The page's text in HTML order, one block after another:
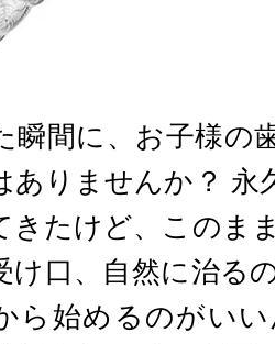
瞬間に、お子様の
ありませんか？ 永
きたけど、このま
け口、自然に治る
ら始めるのがい